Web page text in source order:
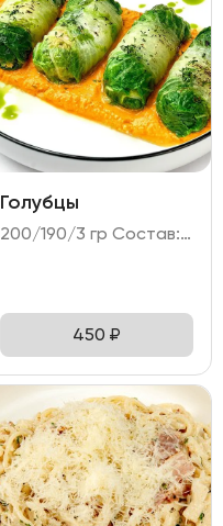
Голубцы
200/190/3 гр Состав: - фарш из говядины; лук репчатый; капуста пекинская; - соус на основе сметаны и томатной пасты с луком и морковь; - масло укропное, зелень.
450 ₽